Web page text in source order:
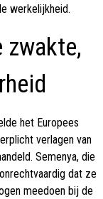
werkelijkheid.
zwakte,
het Europees
verlagen van
Semenya, die
dat ze
meedoen bij de